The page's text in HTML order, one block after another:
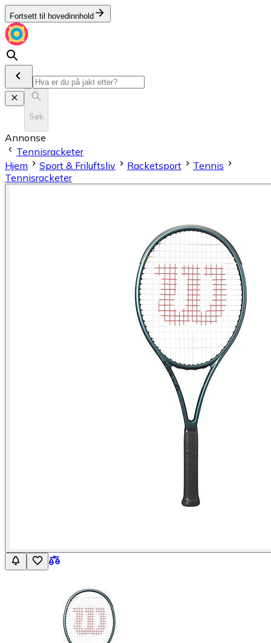
Fortsett til hovedinnhold
Søk
Annonse
Tennisracketer
Hjem
Sport & Friluftsliv Racketsport
Tennis
Tennisracketer